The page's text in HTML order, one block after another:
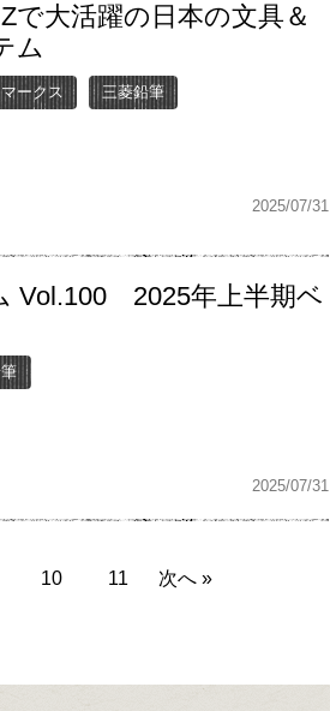
で大活躍の日本の文具＆
ム
マークス 三菱鉛筆
2025/07/31
Vol.100 2025年上半期ベ
2025/07/31
10 11 次へ »